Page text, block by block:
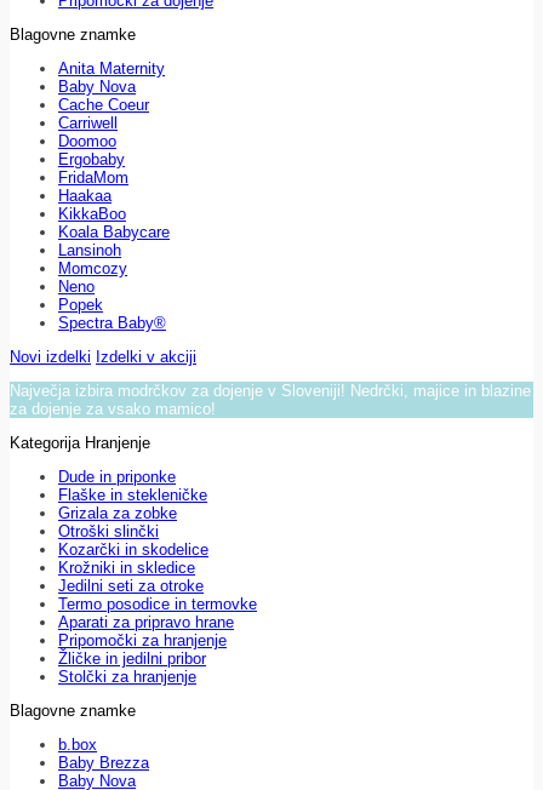
Blagovne znamke
Anita Maternity
Baby Nova
Cache Coeur
Carriwell
Doomoo
Ergobaby
FridaMom
Haakaa
KikkaBoo
Koala Babycare
Lansinoh
Momcozy
Neno
Popek
Spectra Baby®
Novi izdelki Izdelki v akciji
Največja izbira modrčkov za dojenje v Sloveniji! Nedrčki, majice in blazine
za dojenje za vsako mamico!
Kategorija Hranjenje
Dude in priponke
Flaške in stekleničke
Grizala za zobke
Otroški slinčki
Kozarčki in skodelice
Krožniki in skledice
Jedilni seti za otroke
Termo posodice in termovke
Aparati za pripravo hrane
Pripomočki za hranjenje
Žličke in jedilni pribor
Stolčki za hranjenje
Blagovne znamke
b.box
Baby Brezza
Baby Nova